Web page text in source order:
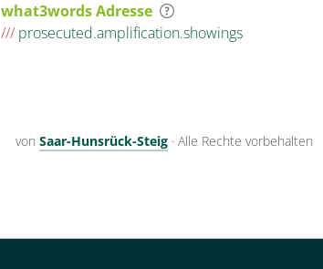
what3words Adresse
/// prosecuted.amplification.showings
von Saar-Hunsrück-Steig · Alle Rechte vorbehalten